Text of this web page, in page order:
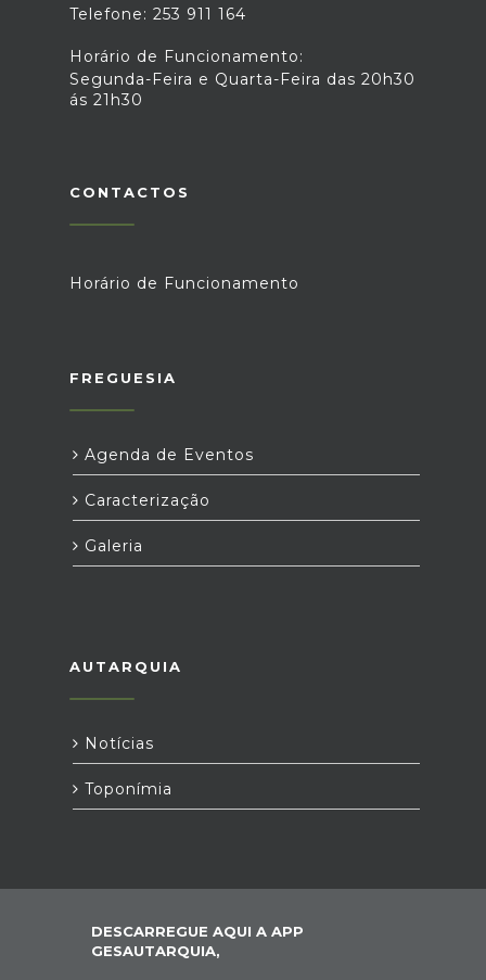
Telefone: 253 911 164
Horário de Funcionamento:
Segunda-Feira e Quarta-Feira das 20h30
ás 21h30
CONTACTOS
Horário de Funcionamento
FREGUESIA
Agenda de Eventos
Caracterização
Galeria
AUTARQUIA
Notícias
Toponímia
DESCARREGUE AQUI A APP
GESAUTARQUIA,